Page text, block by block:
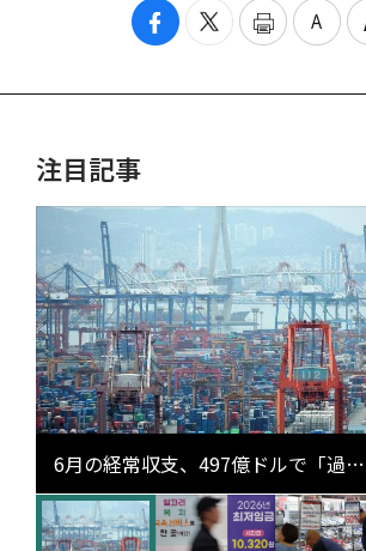
注目記事
6月の経常収支、497億ドルで「過去
最大」…輸出が初の1000億ドル突破